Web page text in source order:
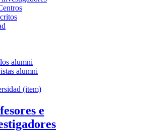
alumni
alumni
(item)
e